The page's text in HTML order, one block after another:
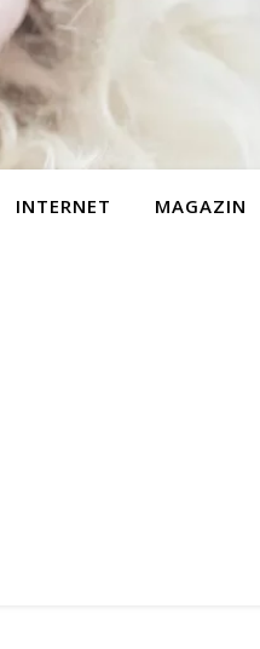
INTERNET MAGAZIN